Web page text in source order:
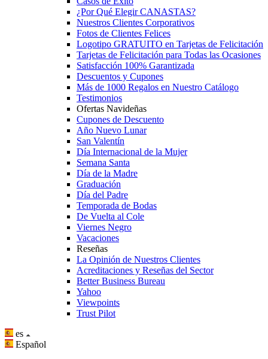
¿Por Qué Elegir CANASTAS?
Nuestros Clientes Corporativos
Fotos de Clientes Felices
Logotipo GRATUITO en Tarjetas de Felicitación
Tarjetas de Felicitación para Todas las Ocasiones
Satisfacción 100% Garantizada
Descuentos y Cupones
Más de 1000 Regalos en Nuestro Catálogo
Testimonios
Ofertas Navideñas
Cupones de Descuento
Año Nuevo Lunar
San Valentín
Día Internacional de la Mujer
Semana Santa
Día de la Madre
Graduación
Día del Padre
Temporada de Bodas
De Vuelta al Cole
Viernes Negro
Vacaciones
Reseñas
La Opinión de Nuestros Clientes
Acreditaciones y Reseñas del Sector
Better Business Bureau
Yahoo
Viewpoints
Trust Pilot
es
Español